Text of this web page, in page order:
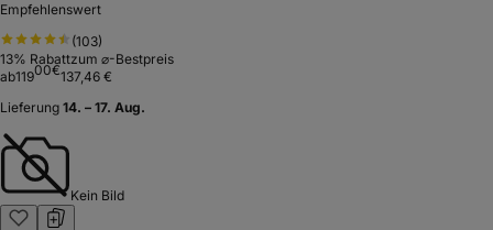
Empfehlenswert
(103)
13% Rabattzum ⌀-Bestpreis
ab11900€137,46 €
Lieferung 14. – 17. Aug.
Kein Bild